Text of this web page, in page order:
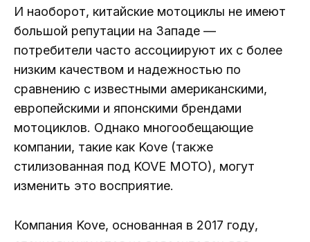
И наоборот, китайские мотоциклы не имеют
большой репутации на Западе —
потребители часто ассоциируют их с более
низким качеством и надежностью по
сравнению с известными американскими,
европейскими и японскими брендами
мотоциклов. Однако многообещающие
компании, такие как Kove (также
стилизованная под KOVE MOTO), могут
изменить это восприятие.
Компания Kove, основанная в 2017 году,